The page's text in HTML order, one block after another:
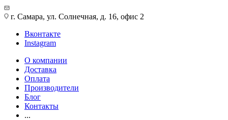
г. Самара, ул. Солнечная, д. 16, офис 2
Вконтакте
Instagram
О компании
Доставка
Оплата
Производители
Блог
Контакты
...